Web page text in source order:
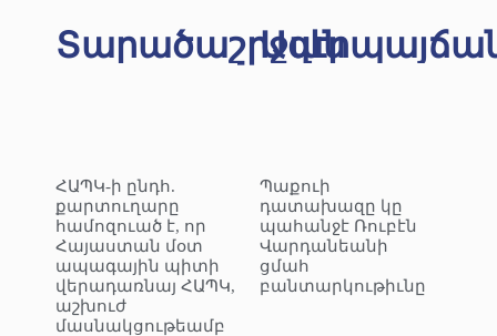
Տարածաշրջան
ՀԱՊԿ-ի ընդհ.
քարտուղարը
համոզուած է, որ
Հայաստան մօտ
ապագային պիտի
վերադառնայ ՀԱՊԿ,
աշխուժ
մասնակցութեամբ
Պաքուի
դատախազը կը
պահանջէ Ռուբէն
Վարդանեանի
ցմահ
բանտարկութիւնը